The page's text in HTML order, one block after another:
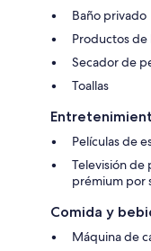
Baño privado
Productos
Secador de
Toallas
Películas de
Televisión de
prémium por
Comida y
Máquina de